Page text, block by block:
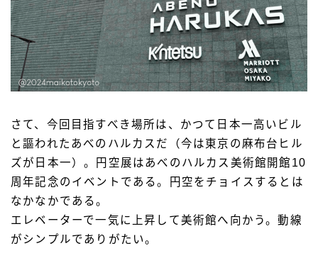
さて、今回目指すべき場所は、かつて日本一高いビル
と謳われたあべのハルカスだ（今は東京の麻布台ヒル
ズが日本一）。円空展はあべのハルカス美術館開館10
周年記念のイベントである。円空をチョイスするとは
なかなかである。
エレベーターで一気に上昇して美術館へ向かう。動線
がシンプルでありがたい。